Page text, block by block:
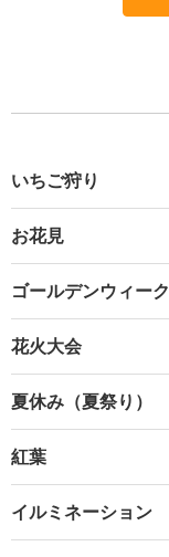
いちご狩り
お花見
ゴールデンウィーク
花火大会
夏休み（夏祭り）
紅葉
イルミネーション